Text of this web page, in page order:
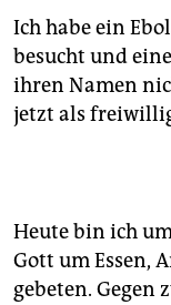
Ich habe ein
besucht und
ihren Namen
jetzt als
Heute bin ich
Gott um Essen,
gebeten.